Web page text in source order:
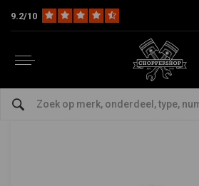
9.2/10
Merk / Style Kawasaki
bekijk alles van Mustang
2-P Wide Touring Vintage
0/5 (0 reviews)